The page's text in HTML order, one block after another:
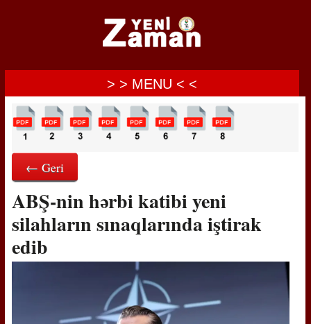
> > MENU < <
← Geri
ABŞ-nin hərbi katibi yeni
silahların sınaqlarında iştirak
edib